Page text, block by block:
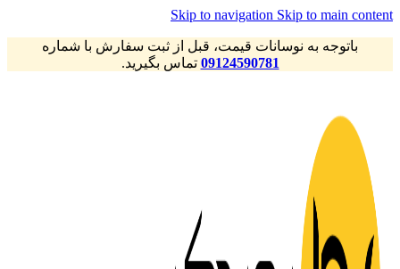
Skip to navigation Skip to main content
باتوجه به نوسانات قیمت، قبل از ثبت سفارش با شماره
09124590781 تماس بگیرید.